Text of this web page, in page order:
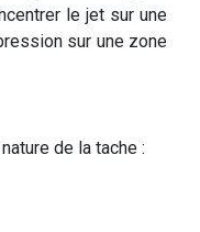
le jet sur une
sur une zone
de la tache :